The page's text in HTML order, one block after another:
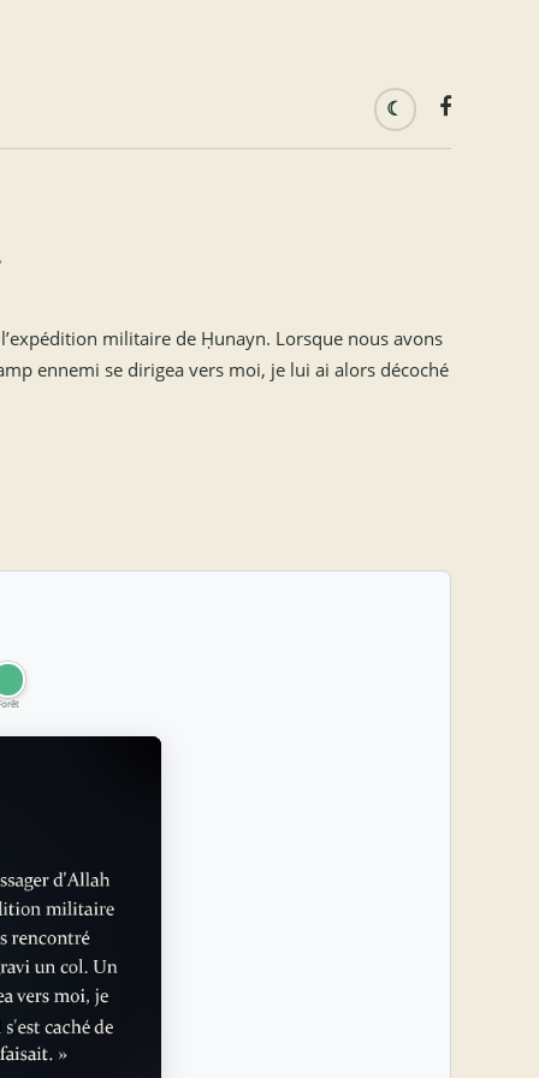
militaire de Ḥunayn. Lorsque nous avons
ennemi se dirigea vers moi, je lui ai alors décoché